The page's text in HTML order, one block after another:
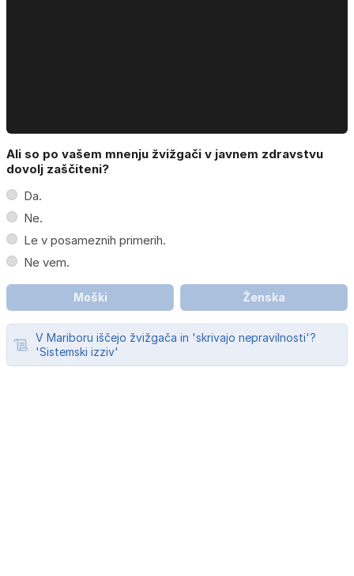
Ali so po vašem mnenju žvižgači v javnem zdravstvu
dovolj zaščiteni?
Da.
Ne.
Le v posameznih primerih.
Ne vem.
Moški Ženska
V Mariboru iščejo žvižgača in 'skrivajo nepravilnosti'?
'Sistemski izziv'